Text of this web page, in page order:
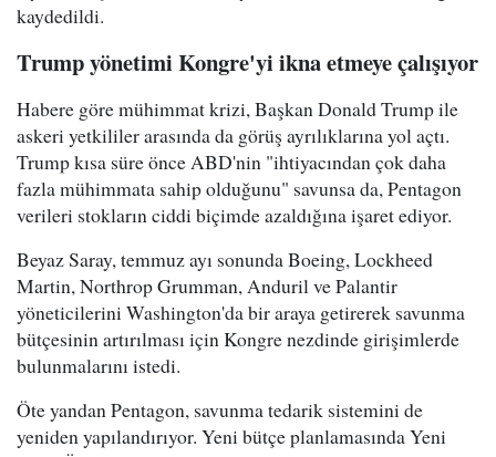
kaydedildi.
Trump yönetimi Kongre'yi ikna etmeye çalışıyor
Habere göre mühimmat krizi, Başkan Donald Trump ile
askeri yetkililer arasında da görüş ayrılıklarına yol açtı.
Trump kısa süre önce ABD'nin "ihtiyacından çok daha
fazla mühimmata sahip olduğunu" savunsa da, Pentagon
verileri stokların ciddi biçimde azaldığına işaret ediyor.
Beyaz Saray, temmuz ayı sonunda Boeing, Lockheed
Martin, Northrop Grumman, Anduril ve Palantir
yöneticilerini Washington'da bir araya getirerek savunma
bütçesinin artırılması için Kongre nezdinde girişimlerde
bulunmalarını istedi.
Öte yandan Pentagon, savunma tedarik sistemini de
yeniden yapılandırıyor. Yeni bütçe planlamasında Yeni